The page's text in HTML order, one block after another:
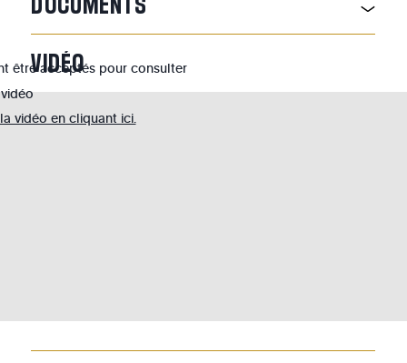
VIDÉO
être acceptés pour consulter
vidéo en cliquant ici.